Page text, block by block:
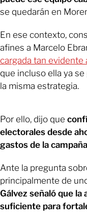
se quedarán en
En ese contexto,
afines a Marcelo
cargada tan evidente
que incluso ella ya
la misma estrategia.
Por ello, dijo que
electorales desde
gastos de la
Ante la pregunta
principalmente de
Gálvez señaló que la
suficiente para